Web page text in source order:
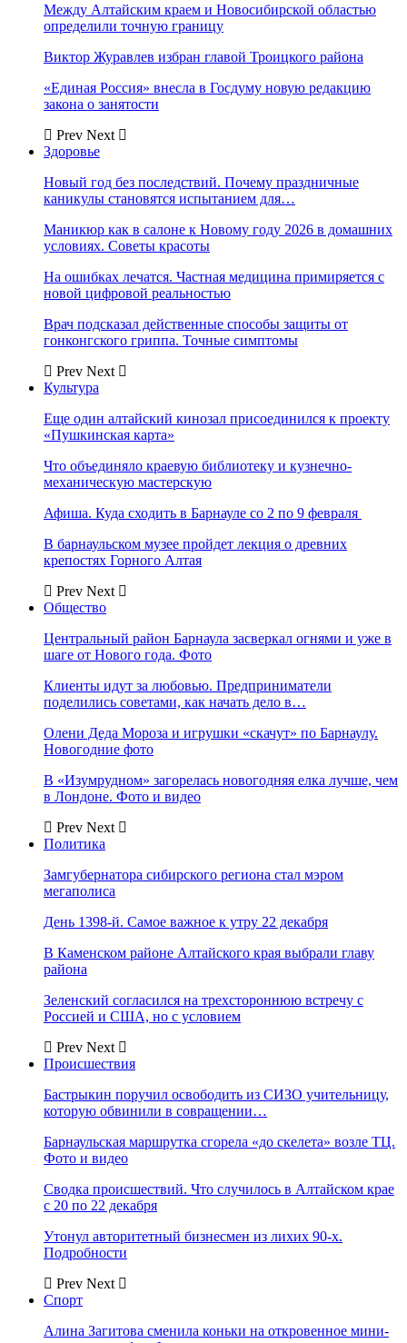
Между Алтайским краем и Новосибирской областью
определили точную границу
Виктор Журавлев избран главой Троицкого района
«Единая Россия» внесла в Госдуму новую редакцию
закона о занятости
Prev Next
Здоровье
Новый год без последствий. Почему праздничные
каникулы становятся испытанием для…
Маникюр как в салоне к Новому году 2026 в домашних
условиях. Советы красоты
На ошибках лечатся. Частная медицина примиряется с
новой цифровой реальностью
Врач подсказал действенные способы защиты от
гонконгского гриппа. Точные симптомы
Prev Next
Культура
Еще один алтайский кинозал присоединился к проекту
«Пушкинская карта»
Что объединяло краевую библиотеку и кузнечно-
механическую мастерскую
Афиша. Куда сходить в Барнауле со 2 по 9 февраля
В барнаульском музее пройдет лекция о древних
крепостях Горного Алтая
Prev Next
Общество
Центральный район Барнаула засверкал огнями и уже в
шаге от Нового года. Фото
Клиенты идут за любовью. Предприниматели
поделились советами, как начать дело в…
Олени Деда Мороза и игрушки «скачут» по Барнаулу.
Новогодние фото
В «Изумрудном» загорелась новогодняя елка лучше, чем
в Лондоне. Фото и видео
Prev Next
Политика
Замгубернатора сибирского региона стал мэром
мегаполиса
День 1398-й. Самое важное к утру 22 декабря
В Каменском районе Алтайского края выбрали главу
района
Зеленский согласился на трехстороннюю встречу с
Россией и США, но с условием
Prev Next
Происшествия
Бастрыкин поручил освободить из СИЗО учительницу,
которую обвинили в совращении…
Барнаульская маршрутка сгорела «до скелета» возле ТЦ.
Фото и видео
Сводка происшествий. Что случилось в Алтайском крае
с 20 по 22 декабря
Утонул авторитетный бизнесмен из лихих 90-х.
Подробности
Prev Next
Спорт
Алина Загитова сменила коньки на откровенное мини-